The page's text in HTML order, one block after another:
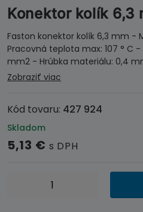
Konektor kolík 6,3
Faston konektor kolík 6,3 mm -
Pracovná teplota max: 107 ° C -
mm2 - Hrúbka materiálu: 0,4
Zobraziť viac
Kód tovaru: 427 924
Skladom
5,13 € s DPH
množstvo